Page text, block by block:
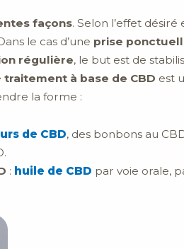
façons. Selon l’effet
le cas d’une prise
régulière, le but est de
traitement à base de CBD est
la forme :
de CBD, des bonbons au
: huile de CBD par voie orale,